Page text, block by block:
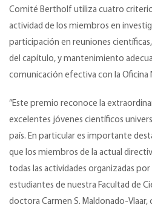
Comité Bertholf utiliza cuatro
actividad de los miembros en
participación en reuniones
del capítulo, y mantenimiento
comunicación efectiva con la Oficina
“Este premio reconoce la
excelentes jóvenes científicos
país. En particular es importante
que los miembros de la actual
todas las actividades organizadas
estudiantes de nuestra Facultad de
doctora Carmen S. Maldonado-